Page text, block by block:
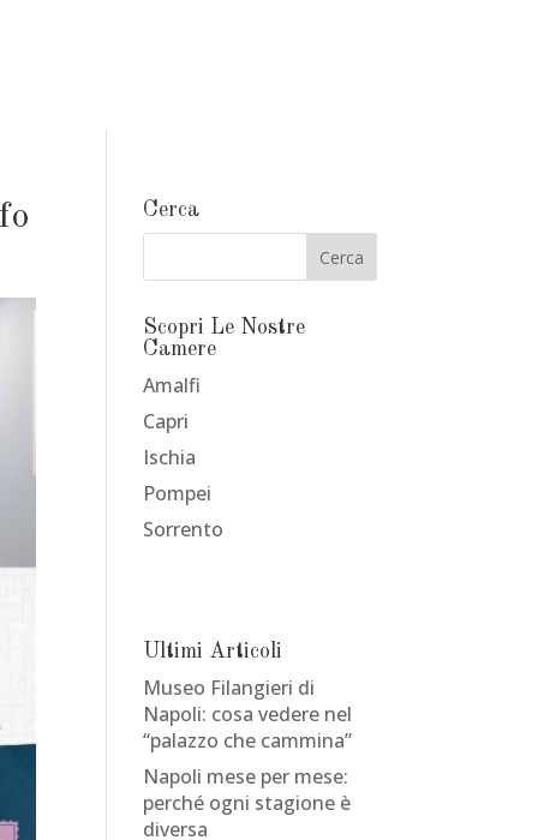
Cerca
Scopri Le Nostre
Camere
Amalfi
Capri
Ischia
Pompei
Sorrento
Ultimi Articoli
Museo Filangieri di
Napoli: cosa vedere nel
“palazzo che cammina”
Napoli mese per mese:
perché ogni stagione è
diversa